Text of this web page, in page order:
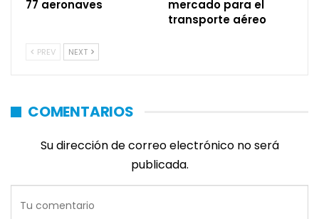
77 aeronaves
mercado para el
transporte aéreo
PREV NEXT
COMENTARIOS
Su dirección de correo electrónico no será
publicada.